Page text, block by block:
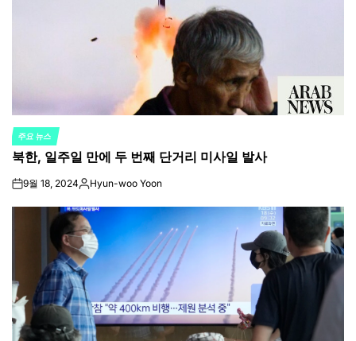
POSTED
IN
주요 뉴스
북한, 일주일 만에 두 번째 단거리 미사일 발사
on9월 18, 2024Posted
Hyun-woo Yoon